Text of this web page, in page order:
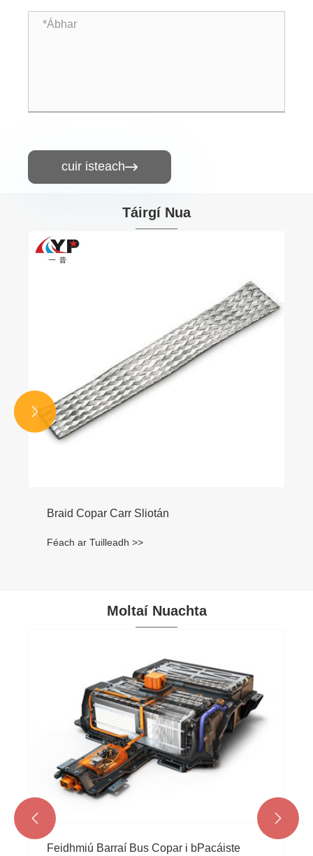
cuir isteach
Táirgí Nua
Braid Copar Carr Sliotán
Féach ar Tuilleadh >>


Moltaí Nuachta
Feidhmiú Barraí Bus Copar i bPacáiste
 